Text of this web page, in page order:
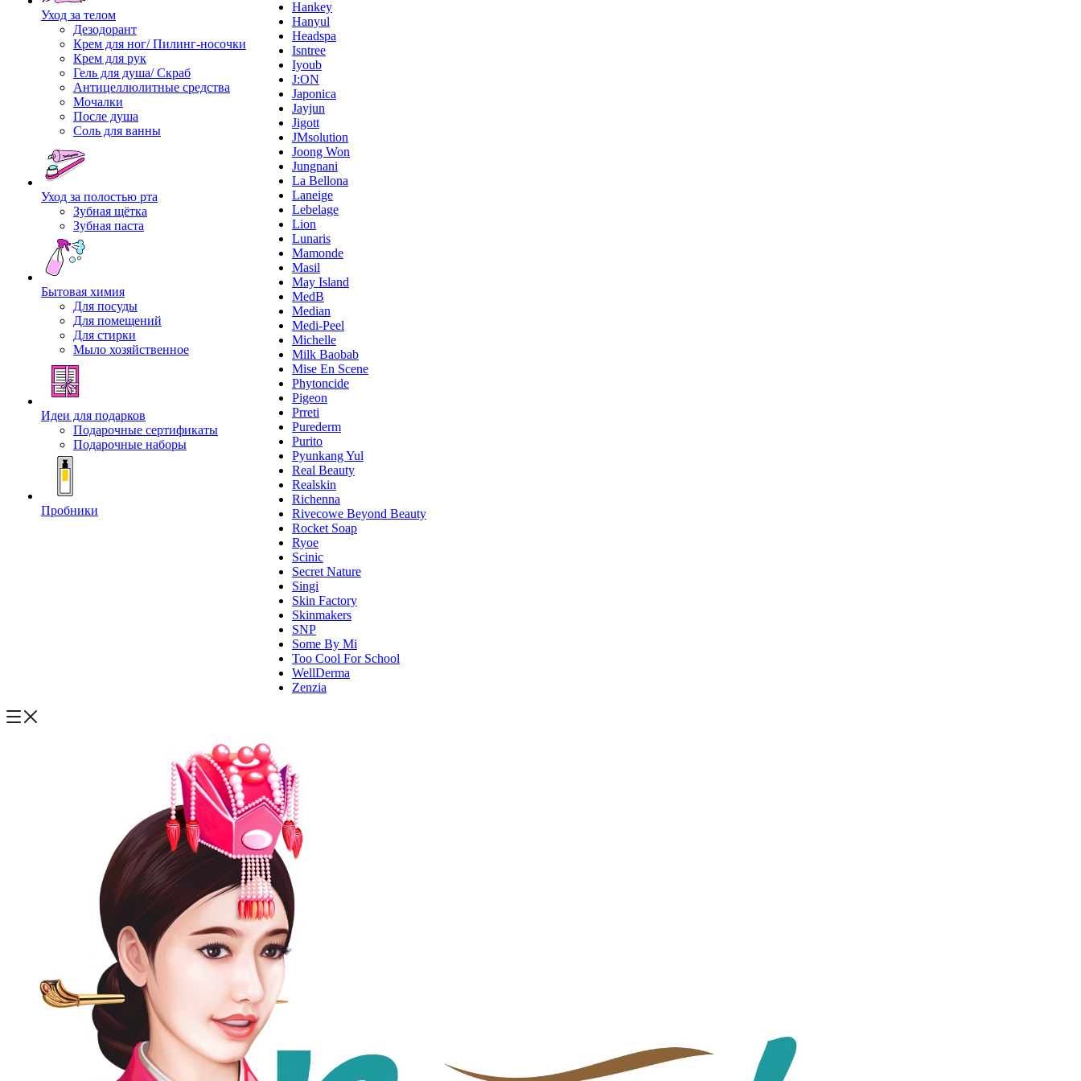
Уход за телом
Дезодорант
Крем для ног/ Пилинг-носочки
Крем для рук
Гель для душа/ Скраб
Антицеллюлитные средства
Мочалки
После душа
Соль для ванны
Уход за полостью рта
Зубная щётка
Зубная паста
Бытовая химия
Для посуды
Для помещений
Для стирки
Мыло хозяйственное
Идеи для подарков
Подарочные сертификаты
Подарочные наборы
Пробники
Hankey
Hanyul
Headspa
Isntree
Iyoub
J:ON
Japonica
Jayjun
Jigott
JMsolution
Joong Won
Jungnani
La Bellona
Laneige
Lebelage
Lion
Lunaris
Mamonde
Masil
May Island
MedB
Median
Medi-Peel
Michelle
Milk Baobab
Mise En Scene
Phytoncide
Pigeon
Prreti
Purederm
Purito
Pyunkang Yul
Real Beauty
Realskin
Richenna
Rivecowe Beyond Beauty
Rocket Soap
Ryoe
Scinic
Secret Nature
Singi
Skin Factory
Skinmakers
SNP
Some By Mi
Too Cool For School
WellDerma
Zenzia